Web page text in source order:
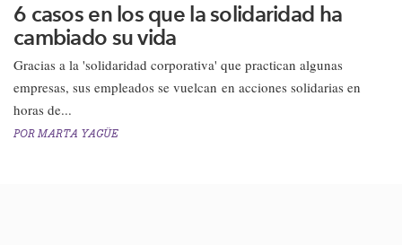
6 casos en los que la solidaridad ha
cambiado su vida
Gracias a la 'solidaridad corporativa' que practican algunas
empresas, sus empleados se vuelcan en acciones solidarias en
horas de...
POR MARTA YAGÜE